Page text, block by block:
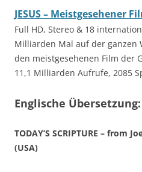
JESUS – Meistgesehener
Full HD, Stereo & 18
Milliarden Mal auf der ganzen
den meistgesehenen Film der
11,1 Milliarden Aufrufe, 2085
Englische Übersetzung:
TODAY’S SCRIPTURE – from
(USA)